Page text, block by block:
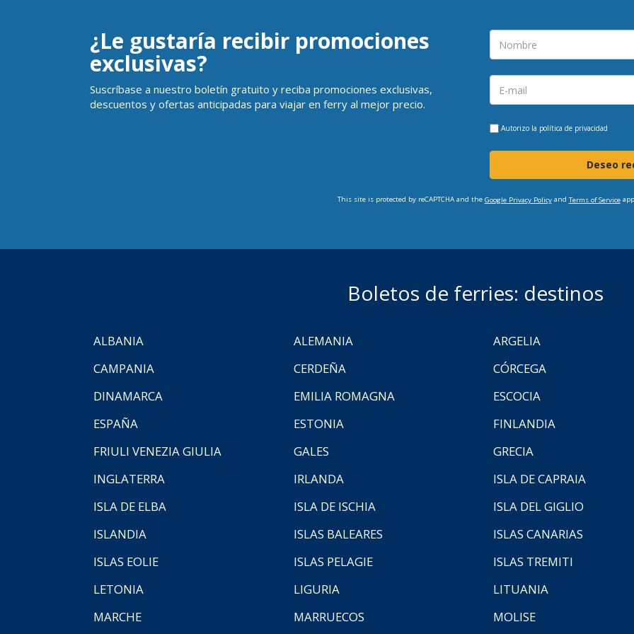
¿Le gustaría recibir promociones
exclusivas?
Suscríbase a nuestro boletín gratuito y reciba promociones exclusivas,
descuentos y ofertas anticipadas para viajar en ferry al mejor precio.
Autorizo la política de privacidad
Deseo
This site is protected by reCAPTCHA and the Google Privacy Policyand Terms of Service
Boletos de ferries: destinos
ALBANIA ALEMANIA ARGELIA
CAMPANIA
CERDEÑA CÓRCEGA
DINAMARCA
EMILIA ROMAGNA ESCOCIA
ESPAÑA
ESTONIA FINLANDIA
FRIULI VENEZIA GIULIA
GALES GRECIA
INGLATERRA
IRLANDA ISLA DE CAPRAIA
ISLA DE ELBA
ISLA DE ISCHIA ISLA DEL GIGLIO
ISLANDIA
ISLAS BALEARES ISLAS CANARIAS
ISLAS EOLIE
ISLAS PELAGIE ISLAS TREMITI
LETONIA
LIGURIA LITUANIA
MARCHE
MARRUECOS MOLISE